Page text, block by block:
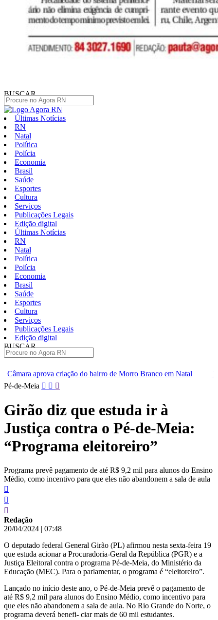
BUSCAR
Últimas Notícias
RN
Natal
Política
Polícia
Economia
Brasil
Saúde
Esportes
Cultura
Serviços
Publicações Legais
Edição digital
Últimas Notícias
RN
Natal
Política
Polícia
Economia
Brasil
Saúde
Esportes
Cultura
Serviços
Publicações Legais
Edição digital
BUSCAR
do bairro de Morro Branco em Natal
Festa no Bardallos
Pular
conteúdo
Pé-de-Meia
Girão diz que estuda ir à
Justiça contra o Pé-de-Meia:
“Programa eleitoreiro”
Programa prevê pagamento de até R$ 9,2 mil para alunos do Ensino
Médio, como incentivo para que eles não abandonem a sala de aula
Redação
20/04/2024 | 07:48
O deputado federal General Girão (PL) afirmou nesta sexta-feira 19
que estuda acionar a Procuradoria-Geral da República (PGR) e a
Justiça Eleitoral contra o programa Pé-de-Meia, do Ministério da
Educação (MEC). Para o parlamentar, o programa é “eleitoreiro”.
Lançado no início deste ano, o Pé-de-Meia prevê o pagamento de
até R$ 9,2 mil para alunos do Ensino Médio, como incentivo para
que eles não abandonem a sala de aula. No Rio Grande do Norte, o
programa deverá benefi- ciar mais de 60 mil estudantes.